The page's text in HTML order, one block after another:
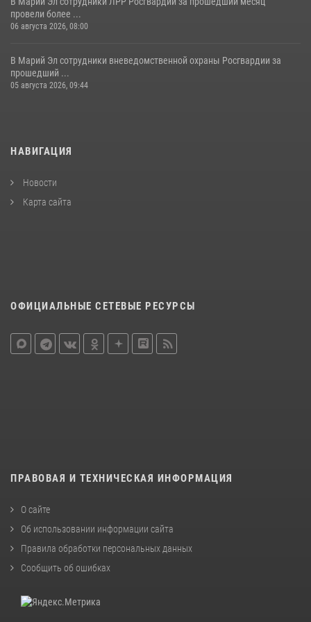
провели более ...
06 августа 2026, 08:00
В Марий Эл сотрудники вневедомственной охраны Росгвардии за
прошедший ...
05 августа 2026, 09:44
НАВИГАЦИЯ
Новости
Карта сайта
ОФИЦИАЛЬНЫЕ СЕТЕВЫЕ РЕСУРСЫ
ПРАВОВАЯ И ТЕХНИЧЕСКАЯ ИНФОРМАЦИЯ
О сайте
Об использовании информации сайта
Правила обработки персональных данных
Сообщить об ошибках